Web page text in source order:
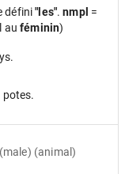
défini"les".nmpl =
auféminin)
potes.
(animal)